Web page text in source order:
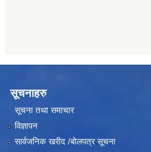
सूचनाहरु
सूचना तथा समाचार
विज्ञापन
सार्वजनिक खरीद /बोलपत्र सूचना